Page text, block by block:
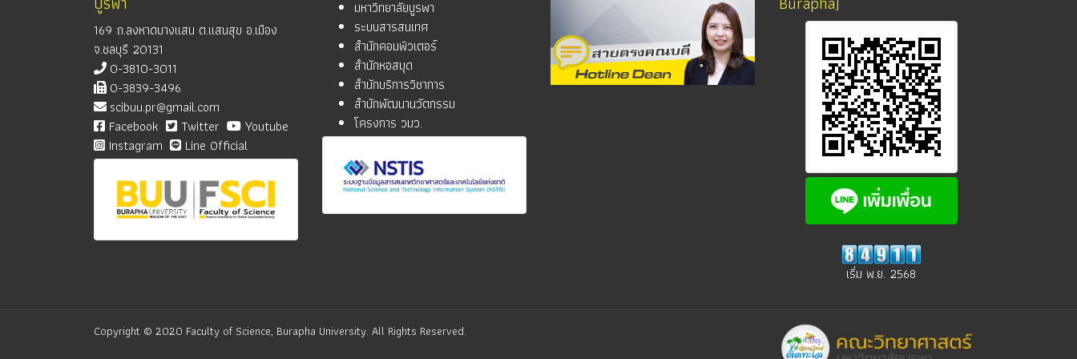
169 ถ.ลงหาดบางแสน ต.แสนสุข อ.เมือง
จ.ชลบุรี 20131
0-3810-3011
0-3839-3496
scibuu.pr@gmail.com
Facebook
Twitter
Youtube
Instagram
Line Official
มหาวิทยาลัยบูรพา
ระบบสารสนเทศ
สำนักคอมพิวเตอร์
สำนักหอสมุด
สำนักบริการวิชาการ
สำนักพัฒนานวัตกรรม
โครงการ วมว.
เริ่ม พ.ย. 2568
Copyright © 2020 Faculty of Science, Burapha University. All Rights Reserved.